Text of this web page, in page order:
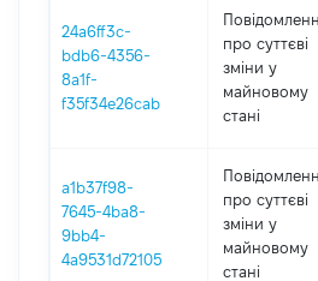
24a6ff3c-
bdb6-4356-
8a1f-
f35f34e26cab
про суттєві
зміни y
майновому
стані
a1b37f98-
7645-4ba8-
9bb4-
4a9531d72105
про суттєві
зміни y
майновому
стані